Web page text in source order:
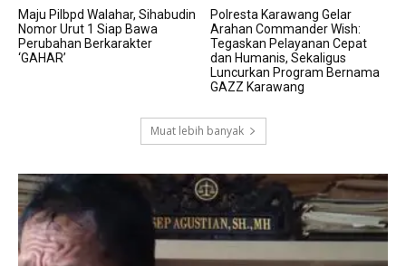
Maju Pilbpd Walahar, Sihabudin
Nomor Urut 1 Siap Bawa
Perubahan Berkarakter
‘GAHAR’
Polresta Karawang Gelar
Arahan Commander Wish:
Tegaskan Pelayanan Cepat
dan Humanis, Sekaligus
Luncurkan Program Bernama
GAZZ Karawang
Muat lebih banyak